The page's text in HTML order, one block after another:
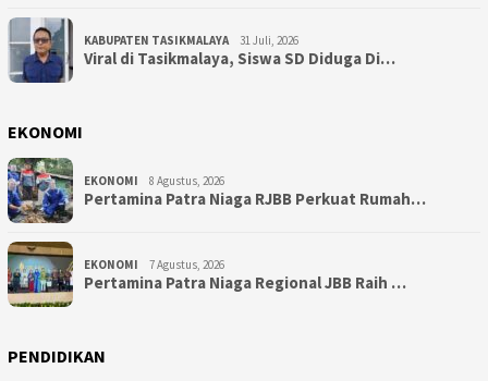
KABUPATEN TASIKMALAYA 31 Juli, 2026
Viral di Tasikmalaya, Siswa SD Diduga Di…
EKONOMI
EKONOMI 8 Agustus, 2026
Pertamina Patra Niaga RJBB Perkuat Rumah…
EKONOMI 7 Agustus, 2026
Pertamina Patra Niaga Regional JBB Raih …
PENDIDIKAN